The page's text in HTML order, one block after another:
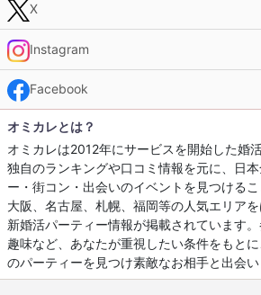
X
Instagram
Facebook
オミカレとは？
オミカレは2012年にサービスを開始した婚
独自のランキングや口コミ情報を元に、日
ー・街コン・出会いのイベントを見つけるこ
大阪、名古屋、札幌、福岡等の人気エリア
新婚活パーティー情報が掲載されています
趣味など、あなたが重視したい条件をもと
のパーティーを見つけ素敵なお相手と出会い